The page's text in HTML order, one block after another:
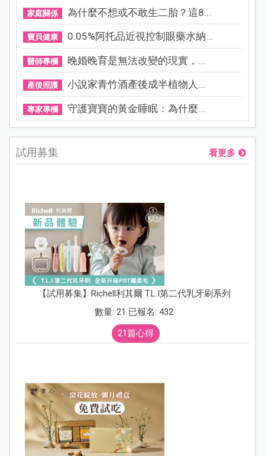
家庭關係 為什麼不想或不敢生二胎？這8...
寶貝健康 0.05%阿托品近視控制眼藥水納...
醫師專欄 晚婚晚育是無法改變的現實，...
產後照護 小說家青竹酒產後成半植物人...
專家專欄 守護寶寶的黃金睡眠：為什麼...
試用募集 看更多
【試用募集】Richell利其爾 T.L.I第二代乳牙刷系列
數量: 21 已報名: 432
21篇心得